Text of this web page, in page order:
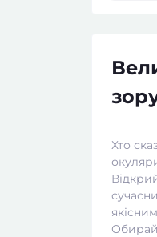
Хто
Обирай